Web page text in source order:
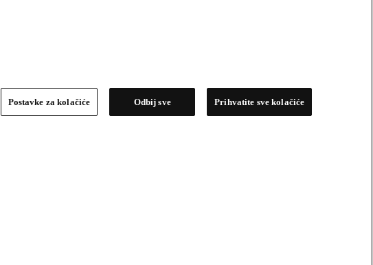
Postavke za kolačiće Odbij sve Prihvatite sve kolačiće